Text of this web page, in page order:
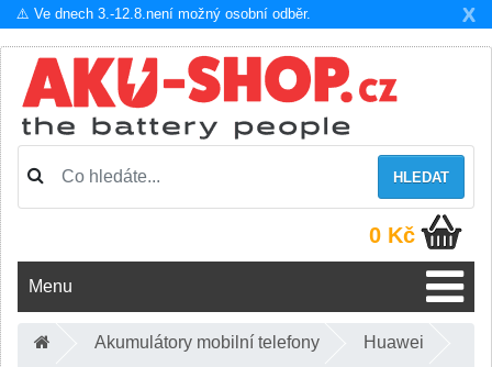
X
⚠️ Ve dnech 3.-12.8.není možný osobní odběr.
HLEDAT
0 Kč
Menu
Akumulátory mobilní telefony Huawei